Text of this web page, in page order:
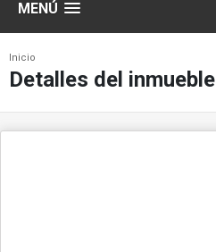
MENÚ
Inicio
Detalles del inmueble